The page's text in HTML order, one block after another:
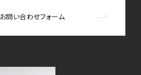
お問い合わせフォーム